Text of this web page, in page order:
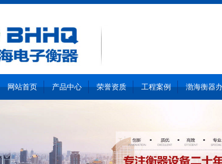
网站首页 产品中心 荣誉资质 工程案例 渤海衡器